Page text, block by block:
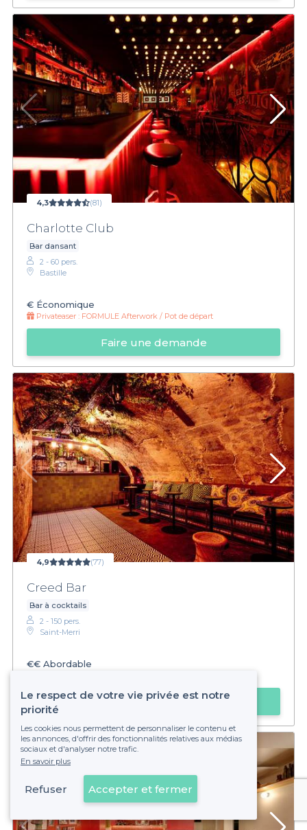
4,3 (81)
Charlotte Club
Bar dansant
2 - 60 pers.
Bastille
€ Économique
Privateaser : FORMULE Afterwork / Pot de départ
Faire une demande
4,9 (77)
Creed Bar
Bar à cocktails
2 - 150 pers.
Saint-Merri
€€ Abordable
Faire une demande
Voir sur la carte
Le respect de votre vie privée est notre
priorité
Les cookies nous permettent de personnaliser le contenu et
les annonces, d'offrir des fonctionnalités relatives aux médias
sociaux et d'analyser notre trafic.
En savoir plus
Refuser Accepter et fermer